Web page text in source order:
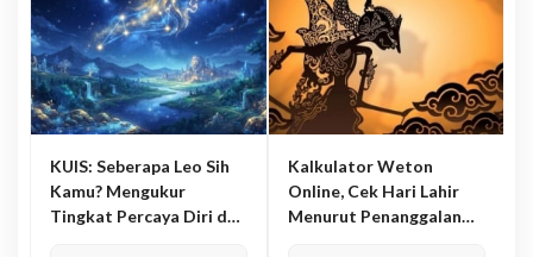
KUIS: Seberapa Leo Sih
Kamu? Mengukur
Tingkat Percaya Diri dan
Kalkulator Weton
Online, Cek Hari Lahir
Menurut Penanggalan